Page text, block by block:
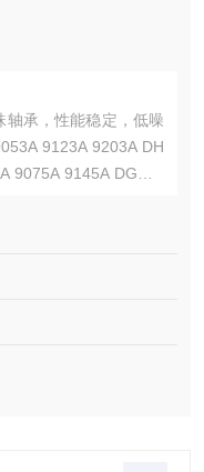
承，性能稳定，低噪
9123A 9203A DH
9075A 9145A DGG-9